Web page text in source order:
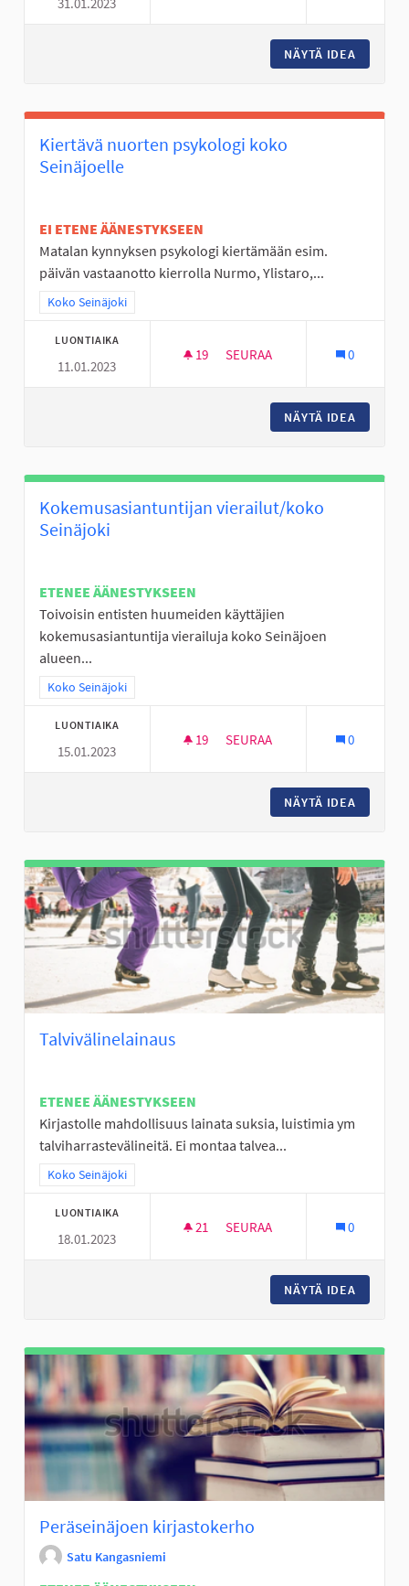
NÄYTÄ IDEA
Kiertävä nuorten psykologi koko
Seinäjoelle
EI ETENE ÄÄNESTYKSEEN
Matalan kynnyksen psykologi kiertämään esim.
päivän vastaanotto kierrolla Nurmo, Ylistaro,...
Rajaa tulokset teeman mukaan: Koko Seinäjoki
Koko Seinäjoki
LUONTIAIKA
11.01.2023
19 19 SEURAAJAA
SEURAA 0
NÄYTÄ IDEA
Kokemusasiantuntijan vierailut/koko
Seinäjoki
ETENEE ÄÄNESTYKSEEN
Toivoisin entisten huumeiden käyttäjien
kokemusasiantuntija vierailuja koko Seinäjoen
alueen...
Rajaa tulokset teeman mukaan: Koko Seinäjoki
Koko Seinäjoki
LUONTIAIKA
15.01.2023
19 19 SEURAAJAA
SEURAA 0
NÄYTÄ IDEA
Talvivälinelainaus
ETENEE ÄÄNESTYKSEEN
Kirjastolle mahdollisuus lainata suksia, luistimia ym
talviharrastevälineitä. Ei montaa talvea...
Rajaa tulokset teeman mukaan: Koko Seinäjoki
Koko Seinäjoki
LUONTIAIKA
18.01.2023
21 21 SEURAAJAA
SEURAA 0
NÄYTÄ IDEA
Peräseinäjoen kirjastokerho
Satu Kangasniemi